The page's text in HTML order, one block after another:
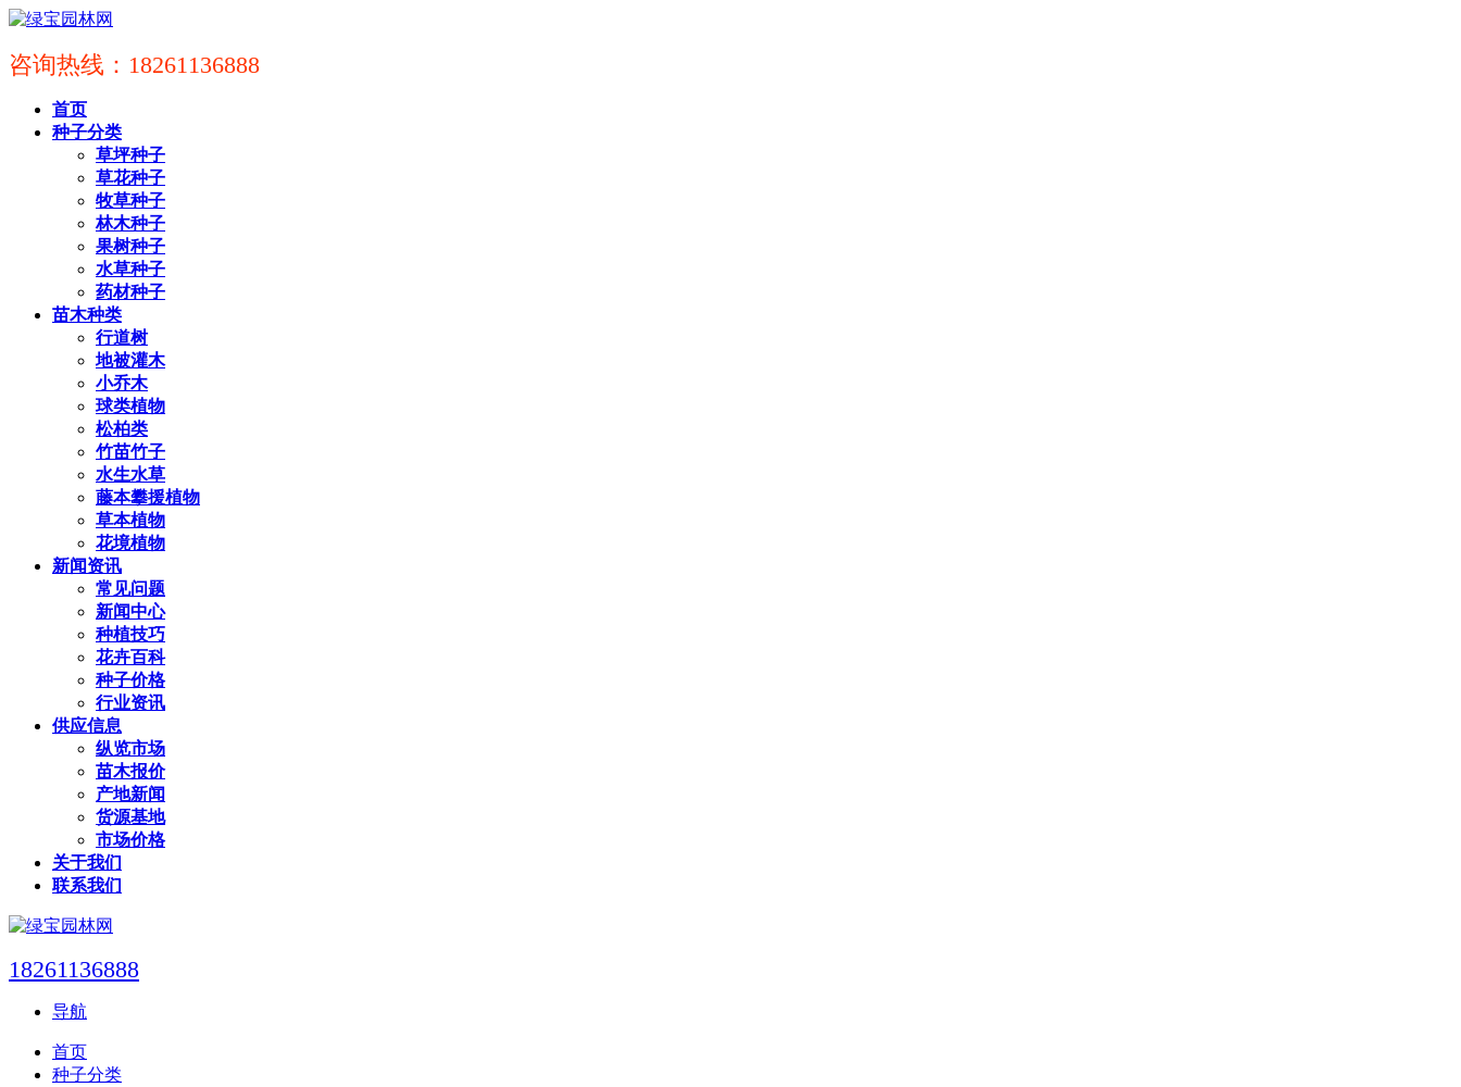
咨询热线：18261136888
首页
种子分类
草坪种子
草花种子
牧草种子
林木种子
果树种子
水草种子
药材种子
苗木种类
行道树
地被灌木
小乔木
球类植物
松柏类
竹苗竹子
水生水草
藤本攀援植物
草本植物
花境植物
新闻资讯
常见问题
新闻中心
种植技巧
花卉百科
种子价格
行业资讯
供应信息
纵览市场
苗木报价
产地新闻
货源基地
市场价格
关于我们
联系我们
18261136888
导航
首页
种子分类